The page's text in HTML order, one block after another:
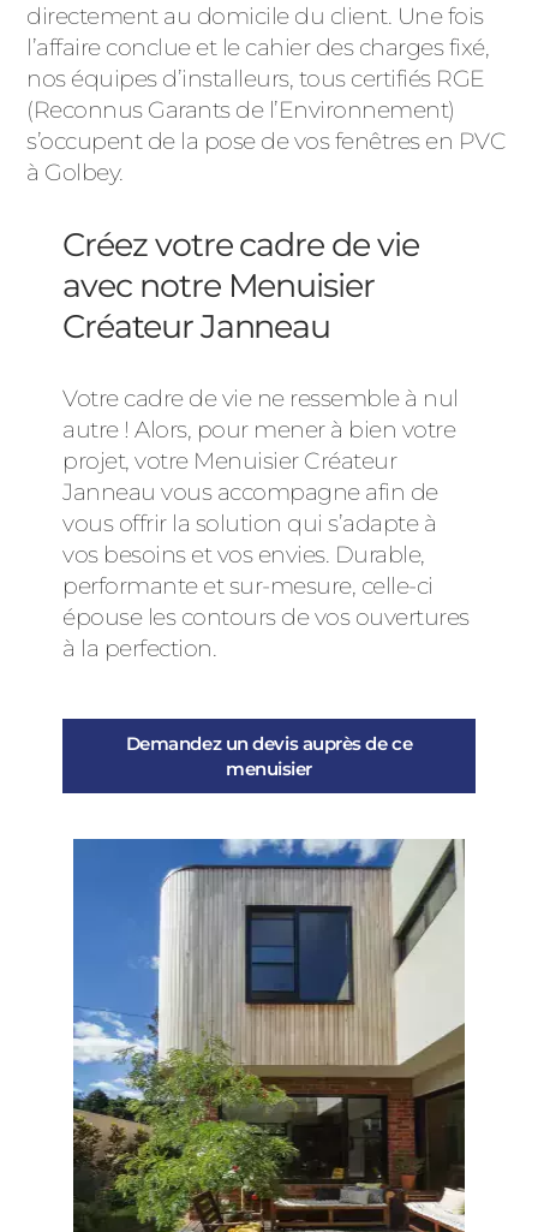
directement au domicile du client. Une fois
l’affaire conclue et le cahier des charges fixé,
nos équipes d’installeurs, tous certifiés RGE
(Reconnus Garants de l’Environnement)
s’occupent de la pose de vos fenêtres en PVC
à Golbey.
Créez votre cadre de vie
avec notre Menuisier
Créateur Janneau
Votre cadre de vie ne ressemble à nul
autre ! Alors, pour mener à bien votre
projet, votre Menuisier Créateur
Janneau vous accompagne afin de
vous offrir la solution qui s’adapte à
vos besoins et vos envies. Durable,
performante et sur-mesure, celle-ci
épouse les contours de vos ouvertures
à la perfection.
Demandez un devis auprès de ce
menuisier